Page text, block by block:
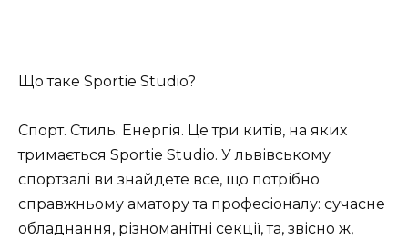
Що таке Sportie Studio?
Спорт. Стиль. Енергія. Це три китів, на яких
тримається Sportie Studio. У львівському
спортзалі ви знайдете все, що потрібно
справжньому аматору та професіоналу: сучасне
обладнання, різноманітні секції, та, звісно ж,